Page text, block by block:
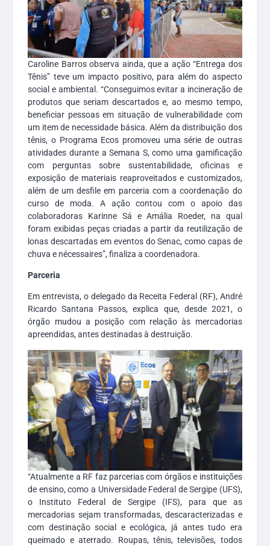
Caroline Barros observa ainda, que a ação “Entrega dos
Tênis” teve um impacto positivo, para além do aspecto
social e ambiental. “Conseguimos evitar a incineração de
produtos que seriam descartados e, ao mesmo tempo,
beneficiar pessoas em situação de vulnerabilidade com
um item de necessidade básica. Além da distribuição dos
tênis, o Programa Ecos promoveu uma série de outras
atividades durante a Semana S, como uma gamificação
com perguntas sobre sustentabilidade, oficinas e
exposição de materiais reaproveitados e customizados,
além de um desfile em parceria com a coordenação do
curso de moda. A ação contou com o apoio das
colaboradoras Karinne Sá e Amália Roeder, na qual
foram exibidas peças criadas a partir da reutilização de
lonas descartadas em eventos do Senac, como capas de
chuva e nécessaires”, finaliza a coordenadora.
Parceria
Em entrevista, o delegado da Receita Federal (RF), André
Ricardo Santana Passos, explica que, desde 2021, o
órgão mudou a posição com relação às mercadorias
apreendidas, antes destinadas à destruição.
“Atualmente a RF faz parcerias com órgãos e instituições
de ensino, como a Universidade Federal de Sergipe (UFS),
o Instituto Federal de Sergipe (IFS), para que as
mercadorias sejam transformadas, descaracterizadas e
com destinação social e ecológica, já antes tudo era
queimado e aterrado. Roupas, tênis, televisões, todos